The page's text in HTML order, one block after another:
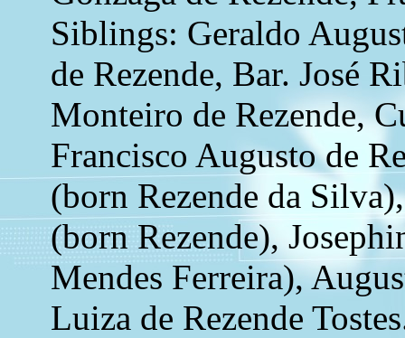
Siblings: Geraldo
de Rezende, Bar. José
Monteiro de Rezende,
Francisco Augusto de
(born Rezende da
(born Rezende),
Mendes Ferreira),
Luiza de Rezende